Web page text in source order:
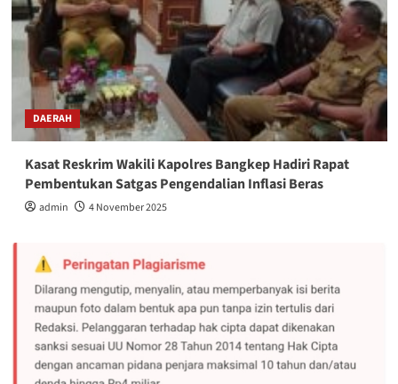
DAERAH
Kasat Reskrim Wakili Kapolres Bangkep Hadiri Rapat
Pembentukan Satgas Pengendalian Inflasi Beras
admin 4 November 2025